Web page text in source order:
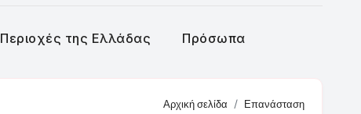
Περιοχές της Ελλάδας Πρόσωπα
Αρχική σελίδα Επανάσταση